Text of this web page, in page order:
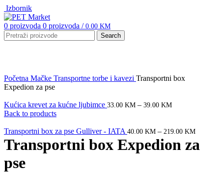
Izbornik
0 proizvoda 0 proizvoda / 0.00 KM
Search
Početna Mačke Transportne torbe i kavezi Transportni box
Expedion za pse
Kućica krevet za kućne ljubimce 33.00 KM – 39.00 KM
Back to products
Transportni box za pse Gulliver - IATA 40.00 KM – 219.00 KM
Transportni box Expedion za
pse